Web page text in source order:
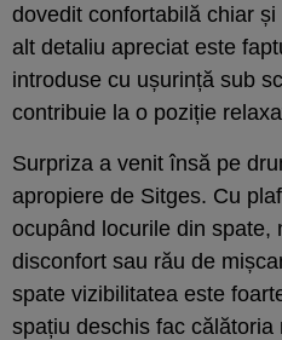
dovedit confortabilă chiar
alt detaliu apreciat este
introduse cu ușurință sub
contribuie la o poziție
Surpriza a venit însă pe
apropiere de Sitges. Cu
ocupând locurile din spate,
disconfort sau rău de
spate vizibilitatea este
spațiu deschis fac călătoria